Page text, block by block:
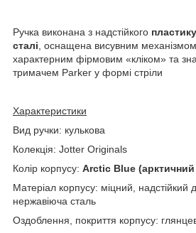
Ручка виконана з надстійкого
сталі , оснащена висувним
характерним фірмовим «кліком» та
тримачем Parker у формі стріли
Характеристики
Вид ручки: кулькова
Колекція: Jotter Originals
Колір корпусу: Arctic Blue
Матеріал корпусу: міцний, надстійкий
нержавіюча сталь
Оздоблення, покриття корпусу: